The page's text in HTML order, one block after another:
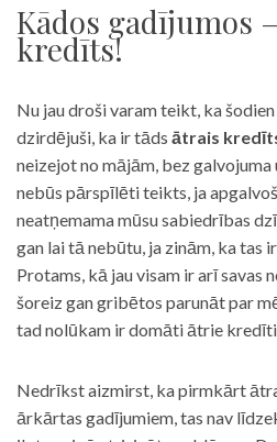
Kādos gadījumos
kredīts!
Nu jau droši varam teikt, ka
dzirdējuši, ka ir tāds ātrais
neizejot no mājām, bez
nebūs pārspīlēti teikts, ja
neatņemama mūsu sabiedrības
gan lai tā nebūtu, ja zinām, ka tas
Protams, kā jau visam ir arī savas
šoreiz gan gribētos parunāt par
tad nolūkam ir domāti ātrie
Nedrīkst aizmirst, ka pirmkārt
ārkārtas gadījumiem, tas nav